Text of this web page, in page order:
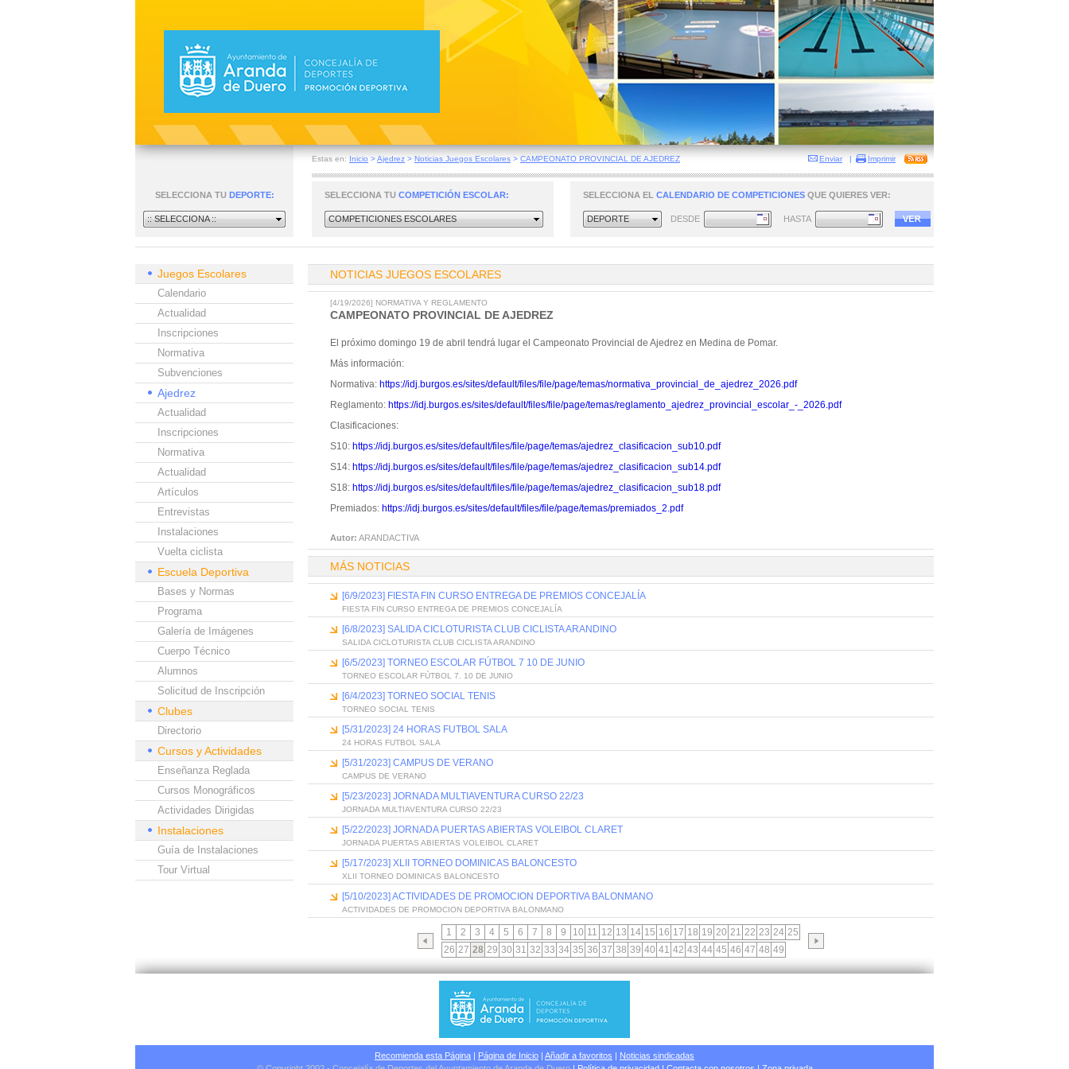
Estas en: Inicio >Ajedrez > Noticias Juegos Escolares > CAMPEONATO PROVINCIAL DE AJEDREZ Enviar | Imprimir
SELECCIONA TU DEPORTE:
:: SELECCIONA ::
SELECCIONA TU COMPETICIÓN ESCOLAR:
COMPETICIONES ESCOLARES
SELECCIONA EL CALENDARIO DE COMPETICIONES QUE QUIERES VER:
DEPORTE DESDE HASTA
Juegos Escolares
Calendario
Actualidad
Inscripciones
Normativa
Subvenciones
Ajedrez
Actualidad
Inscripciones
Normativa
Actualidad
Artículos
Entrevistas
Instalaciones
Vuelta ciclista
Escuela Deportiva
Bases y Normas
Programa
Galería de Imágenes
Cuerpo Técnico
Alumnos
Solicitud de Inscripción
Clubes
Directorio
Cursos y Actividades
Enseñanza Reglada
Cursos Monográficos
Actividades Dirigidas
Instalaciones
Guía de Instalaciones
Tour Virtual
NOTICIAS JUEGOS ESCOLARES
[4/19/2026] NORMATIVA Y REGLAMENTO
CAMPEONATO PROVINCIAL DE AJEDREZ
El próximo domingo 19 de abril tendrá lugar el Campeonato Provincial de Ajedrez en Medina de Pomar.
Más información:
Normativa: https://idj.burgos.es/sites/default/files/file/page/temas/normativa_provincial_de_ajedrez_2026.pdf
Reglamento: https://idj.burgos.es/sites/default/files/file/page/temas/reglamento_ajedrez_provincial_escolar_-_2026.pdf
Clasificaciones:
S10: https://idj.burgos.es/sites/default/files/file/page/temas/ajedrez_clasificacion_sub10.pdf
S14: https://idj.burgos.es/sites/default/files/file/page/temas/ajedrez_clasificacion_sub14.pdf
S18: https://idj.burgos.es/sites/default/files/file/page/temas/ajedrez_clasificacion_sub18.pdf
Premiados: https://idj.burgos.es/sites/default/files/file/page/temas/premiados_2.pdf
Autor: ARANDACTIVA
MÁS NOTICIAS
[6/9/2023] FIESTA FIN CURSO ENTREGA DE PREMIOS CONCEJALÍA
FIESTA FIN CURSO ENTREGA DE PREMIOS CONCEJALÍA
[6/8/2023] SALIDA CICLOTURISTA CLUB CICLISTA ARANDINO
SALIDA CICLOTURISTA CLUB CICLISTA ARANDINO
[6/5/2023] TORNEO ESCOLAR FÚTBOL 7 10 DE JUNIO
TORNEO ESCOLAR FÚTBOL 7. 10 DE JUNIO
[6/4/2023] TORNEO SOCIAL TENIS
TORNEO SOCIAL TENIS
[5/31/2023] 24 HORAS FUTBOL SALA
24 HORAS FUTBOL SALA
[5/31/2023] CAMPUS DE VERANO
CAMPUS DE VERANO
[5/23/2023] JORNADA MULTIAVENTURA CURSO 22/23
JORNADA MULTIAVENTURA CURSO 22/23
[5/22/2023] JORNADA PUERTAS ABIERTAS VOLEIBOL CLARET
JORNADA PUERTAS ABIERTAS VOLEIBOL CLARET
[5/17/2023] XLII TORNEO DOMINICAS BALONCESTO
XLII TORNEO DOMINICAS BALONCESTO
[5/10/2023] ACTIVIDADES DE PROMOCION DEPORTIVA BALONMANO
ACTIVIDADES DE PROMOCION DEPORTIVA BALONMANO
1 2 3 4 5 6 7 8 9 10 11 12 13 14 15 16 17 18 19 20 21 22 23 24 25
26 27 28 29 30 31 32 33 34 35 36 37 38 39 40 41 42 43 44 45 46 47 48 49
Recomienda esta Página | Página de Inicio | Añadir a favoritos | Noticias sindicadas